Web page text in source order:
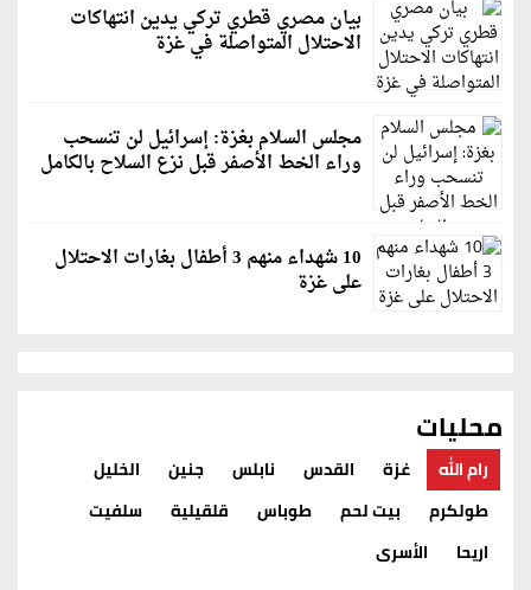
بيان مصري قطري تركي يدين انتهاكات
الاحتلال المتواصلة في غزة
مجلس السلام بغزة: إسرائيل لن تنسحب
وراء الخط الأصفر قبل نزع السلاح بالكامل
10 شهداء منهم 3 أطفال بغارات الاحتلال
على غزة
محليات
رام الله غزة القدس نابلس جنين
الخليل
طولكرم
بيت لحم طوباس قلقيلية
سلفيت
اريحا
الأسرى